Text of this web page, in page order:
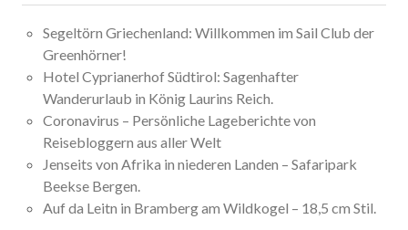
Segeltörn Griechenland: Willkommen im Sail Club der
Greenhörner!
Hotel Cyprianerhof Südtirol: Sagenhafter
Wanderurlaub in König Laurins Reich.
Coronavirus – Persönliche Lageberichte von
Reisebloggern aus aller Welt
Jenseits von Afrika in niederen Landen – Safaripark
Beekse Bergen.
Auf da Leitn in Bramberg am Wildkogel – 18,5 cm Stil.